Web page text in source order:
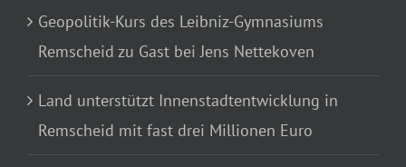
Geopolitik-Kurs des Leibniz-Gymnasiums
Remscheid zu Gast bei Jens Nettekoven
Land unterstützt Innenstadtentwicklung in
Remscheid mit fast drei Millionen Euro